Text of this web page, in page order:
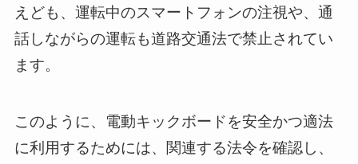
えども、運転中のスマートフォンの注視や、通
話しながらの運転も道路交通法で禁止されてい
ます。
このように、電動キックボードを安全かつ適法
に利用するためには、関連する法令を確認し、